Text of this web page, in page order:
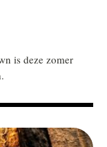
is deze zomer